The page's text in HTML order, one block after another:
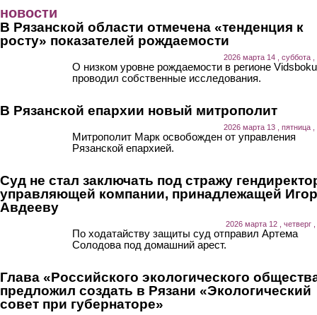
новости
В Рязанской области отмечена «тенденция к
росту» показателей рождаемости
2026 марта 14 , суббота ,
О низком уровне рождаемости в регионе Vidsboku
проводил собственные исследования.
В Рязанской епархии новый митрополит
2026 марта 13 , пятница ,
Митрополит Марк освобожден от управления
Рязанской епархией.
Суд не стал заключать под стражу
управляющей компании, принадлежащей
Авдееву
2026 марта 12 , четверг ,
По ходатайству защиты суд отправил Артема
Солодова под домашний арест.
Глава «Российского экологического
предложил создать в Рязани «Экологический
совет при губернаторе»